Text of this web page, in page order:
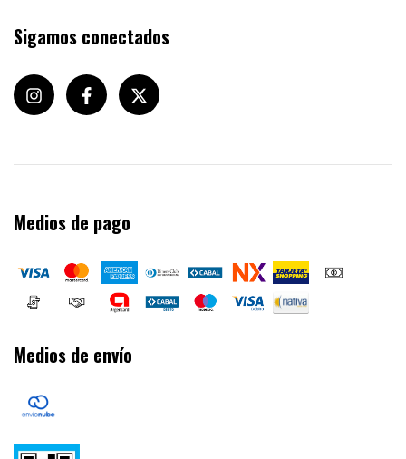
Sigamos conectados
Medios de pago
Medios de envío